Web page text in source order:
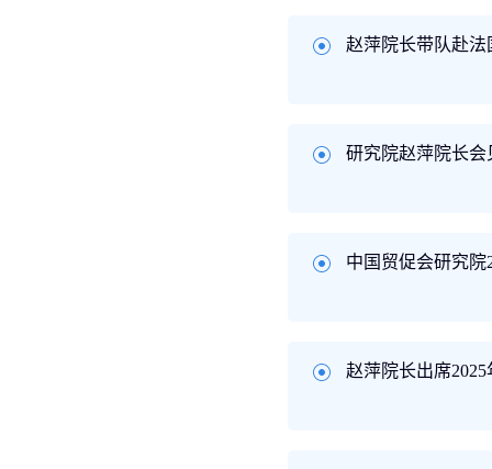
赵萍院长带队赴
研究院赵萍院长
中国贸促会研究院
赵萍院长出席